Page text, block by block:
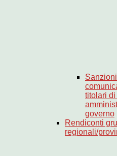
titolari
governo
Rendiconti
regionali/